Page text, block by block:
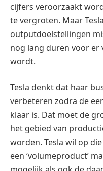
cijfers veroorzaakt
te vergroten. Maar
outputdoelstellingen
nog lang duren voor
wordt.
Tesla denkt dat haar
verbeteren zodra de
klaar is. Dat moet de
het gebied van
worden. Tesla wil op
een ‘volumeproduct’